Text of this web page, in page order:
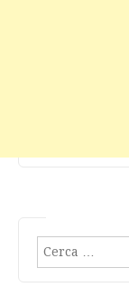
Ricerca
per: